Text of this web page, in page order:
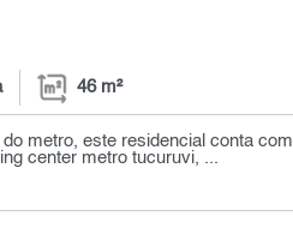
46 m²
metro, este residencial conta com
center metro tucuruvi, ...